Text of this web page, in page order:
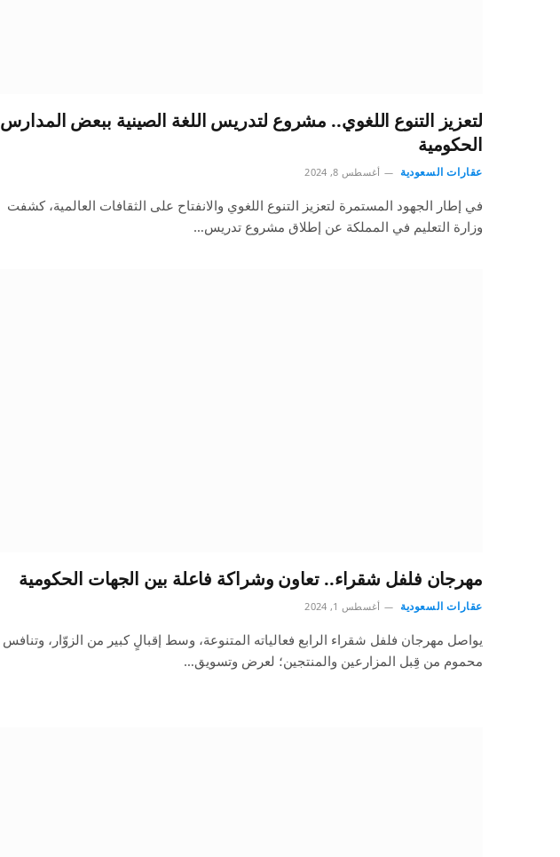
لتعزيز التنوع اللغوي.. مشروع لتدريس اللغة الصينية ببعض المدارس
الحكومية
عقارات السعودية أغسطس 8, 2024
في إطار الجهود المستمرة لتعزيز التنوع اللغوي والانفتاح على الثقافات العالمية، كشفت
وزارة التعليم في المملكة عن إطلاق مشروع تدريس…
مهرجان فلفل شقراء.. تعاون وشراكة فاعلة بين الجهات الحكومية
عقارات السعودية أغسطس 1, 2024
يواصل مهرجان فلفل شقراء الرابع فعالياته المتنوعة، وسط إقبالٍ كبير من الزوّار، وتنافس
محموم من قِبل المزارعين والمنتجين؛ لعرض وتسويق…